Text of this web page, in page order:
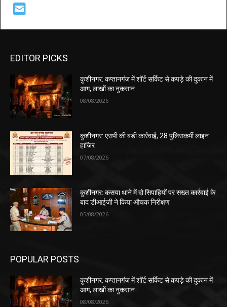
EDITOR PICKS
कुशीनगर: कप्तानगंज में शॉर्ट सर्किट से कपड़े की दुकान में
आग, लाखों का नुकसान
08/08/2026
कुशीनगर: एसपी की बड़ी कार्रवाई, 28 पुलिसकर्मी लाइन
हाजिर
07/08/2026
कुशीनगर: कसया थाने में दो सिपाहियों पर सख्त कार्रवाई के
बाद डीआईजी ने किया औचक निरीक्षण
05/08/2026
POPULAR POSTS
कुशीनगर: कप्तानगंज में शॉर्ट सर्किट से कपड़े की दुकान में
आग, लाखों का नुकसान
08/08/2026